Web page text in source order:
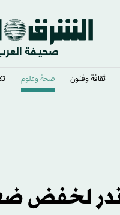
ثقافة وفنون صحة وعلوم
لخفض